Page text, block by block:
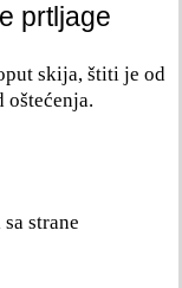
prtljage
skija, štiti je od
oštećenja.
strane